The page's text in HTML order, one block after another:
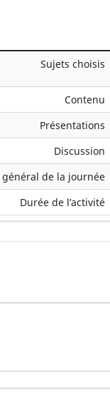
Sujets choisis
Contenu
Présentations
Discussion
de la journée
Durée de l’activité